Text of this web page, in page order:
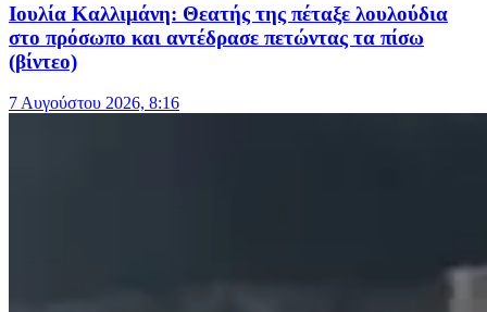
Ιουλία Καλλιμάνη: Θεατής της πέταξε λουλούδια
στο πρόσωπο και αντέδρασε πετώντας τα πίσω
(βίντεο)
7 Αυγούστου 2026, 8:16